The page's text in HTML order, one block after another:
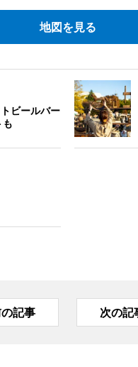
地図を見る
ビールバー
も
記事 次の記